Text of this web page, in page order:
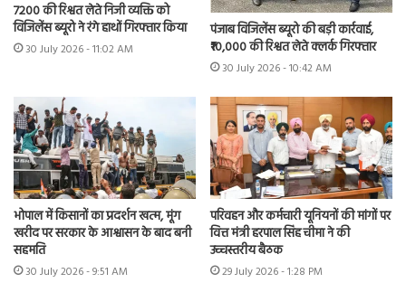
7200 की रिश्वत लेते निजी व्यक्ति को
विजिलेंस ब्यूरो ने रंगे हाथों गिरफ्तार किया
30 July 2026 - 11:02 AM
पंजाब विजिलेंस ब्यूरो की बड़ी कार्रवाई,
₹10,000 की रिश्वत लेते क्लर्क गिरफ्तार
30 July 2026 - 10:42 AM
भोपाल में किसानों का प्रदर्शन खत्म, मूंग
खरीद पर सरकार के आश्वासन के बाद बनी
सहमति
30 July 2026 - 9:51 AM
परिवहन और कर्मचारी यूनियनों की मांगों पर
वित्त मंत्री हरपाल सिंह चीमा ने की
उच्चस्तरीय बैठक
29 July 2026 - 1:28 PM